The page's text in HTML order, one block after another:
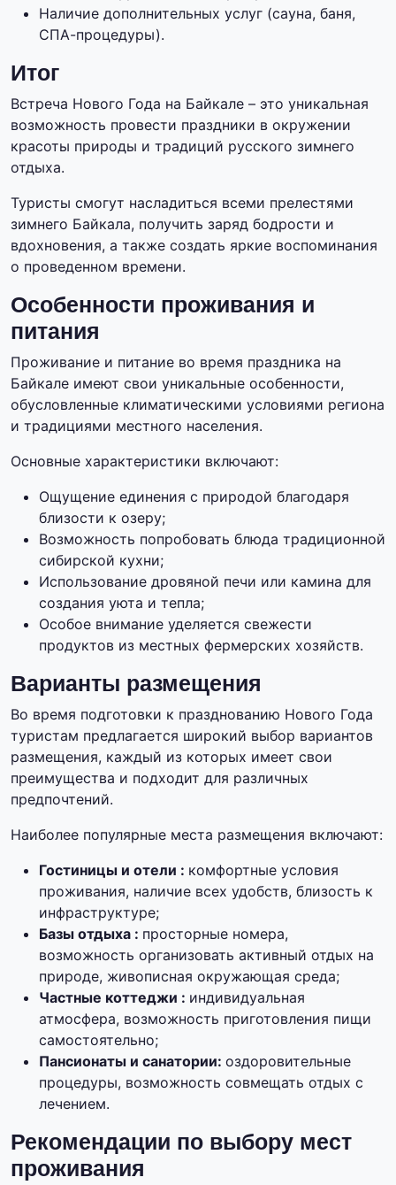
Наличие дополнительных услуг (сауна, баня,
СПА-процедуры).
Итог
Встреча Нового Года на Байкале – это уникальная
возможность провести праздники в окружении
красоты природы и традиций русского зимнего
отдыха.
Туристы смогут насладиться всеми прелестями
зимнего Байкала, получить заряд бодрости и
вдохновения, а также создать яркие воспоминания
о проведенном времени.
Особенности проживания и
питания
Проживание и питание во время праздника на
Байкале имеют свои уникальные особенности,
обусловленные климатическими условиями региона
и традициями местного населения.
Основные характеристики включают:
Ощущение единения с природой благодаря
близости к озеру;
Возможность попробовать блюда традиционной
сибирской кухни;
Использование дровяной печи или камина для
создания уюта и тепла;
Особое внимание уделяется свежести
продуктов из местных фермерских хозяйств.
Варианты размещения
Во время подготовки к празднованию Нового Года
туристам предлагается широкий выбор вариантов
размещения, каждый из которых имеет свои
преимущества и подходит для различных
предпочтений.
Наиболее популярные места размещения включают:
Гостиницы и отели : комфортные условия
проживания, наличие всех удобств, близость к
инфраструктуре;
Базы отдыха : просторные номера,
возможность организовать активный отдых на
природе, живописная окружающая среда;
Частные коттеджи : индивидуальная
атмосфера, возможность приготовления пищи
самостоятельно;
Пансионаты и санатории: оздоровительные
процедуры, возможность совмещать отдых с
лечением.
Рекомендации по выбору мест
проживания